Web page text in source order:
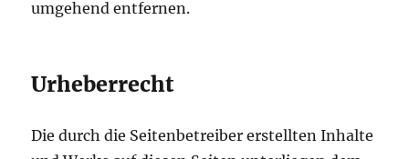
umgehend entfernen.
Urheberrecht
Die durch die Seitenbetreiber erstellten Inhalte